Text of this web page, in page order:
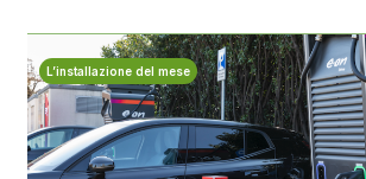
L’installazione del mese